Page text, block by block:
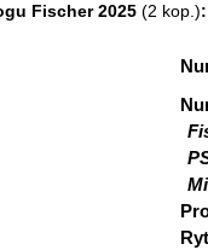
Fischer 2025 (2 kop.):